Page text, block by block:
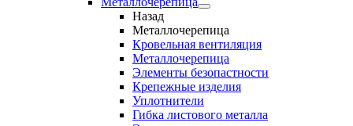
Назад
Металлочерепица
Кровельная вентиляция
Металлочерепица
Элементы безопастности
Крепежные изделия
Уплотнители
Гибка листового металла